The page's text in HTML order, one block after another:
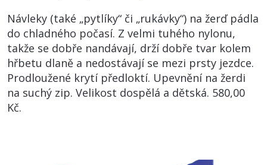
Návleky (také „pytlíky“ či „rukávky“) na žerď pádla
do chladného počasí. Z velmi tuhého nylonu,
takže se dobře nandávají, drží dobře tvar kolem
hřbetu dlaně a nedostávají se mezi prsty jezdce.
Prodloužené krytí předloktí. Upevnění na žerdi
na suchý zip. Velikost dospělá a dětská. 580,00
Kč.